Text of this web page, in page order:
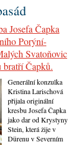
Josefa Čapka
Porýní-
Svatoňovic
bratří Čapků.
Generální konzulka
Kristina Larischová
přijala originální
kresbu Josefa Čapka
jako dar od Krystyny
Stein, která žije v
Dürenu v Severním